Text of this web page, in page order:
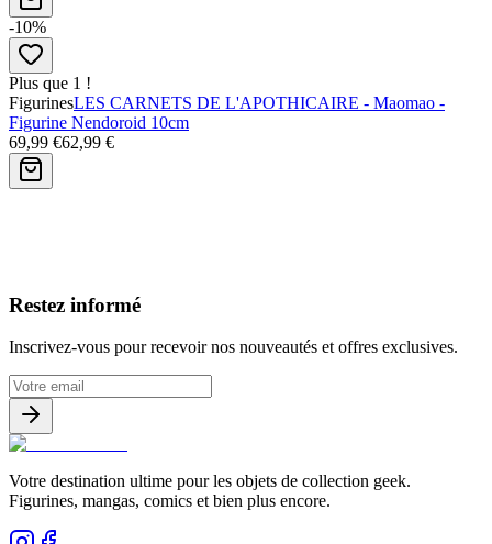
-10%
Plus que 1 !
FigurinesLES CARNETS DE L'APOTHICAIRE - Maomao -
Figurine Nendoroid 10cm
69,99 €62,99 €
Restez informé
Inscrivez-vous pour recevoir nos nouveautés et offres exclusives.
Votre destination ultime pour les objets de collection geek.
Figurines, mangas, comics et bien plus encore.